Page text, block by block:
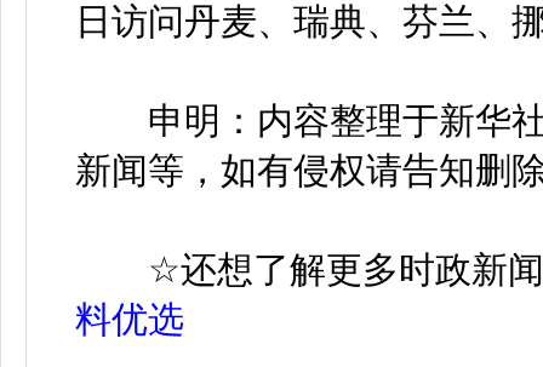
日访问丹麦、瑞典、芬兰、
申明：内容整理于新华社
新闻等，如有侵权请告知删
☆还想了解更多时政新
料优选